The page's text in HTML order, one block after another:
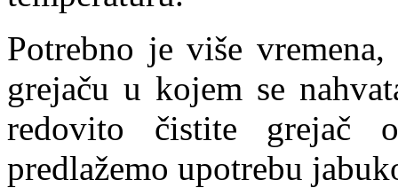
Potrebno je više
grejaču u kojem se
redovito čistite grejač
predlažemo upotrebu